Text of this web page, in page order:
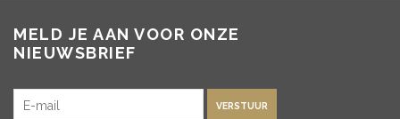
MELD JE AAN VOOR ONZE
NIEUWSBRIEF
VERSTUUR